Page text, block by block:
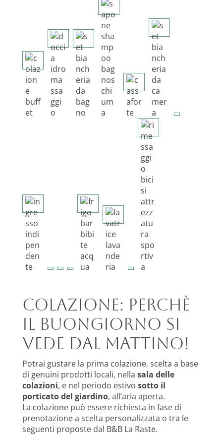
Colazione: perchè
il buongiorno si
vede dal mattino!
Potrai gustare la prima colazione, scelta a base
di genuini prodotti locali, nella sala delle
colazioni, e nel periodo estivo sotto il
porticato del giardino, all’aria aperta.
La colazione può essere richiesta in fase di
prenotazione a scelta personalizzata o tra le
seguenti proposte dal B&B La Raste.